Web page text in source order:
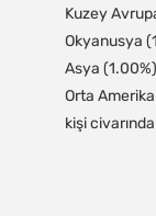
Kuzey
Okyanusya
Asya
Orta